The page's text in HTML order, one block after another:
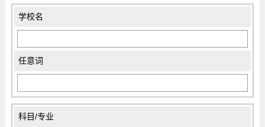
学校名
任意词
科目/专业